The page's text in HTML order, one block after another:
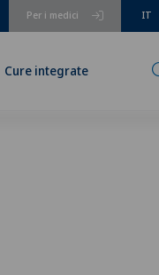
Per i medici IT
Cure integrate